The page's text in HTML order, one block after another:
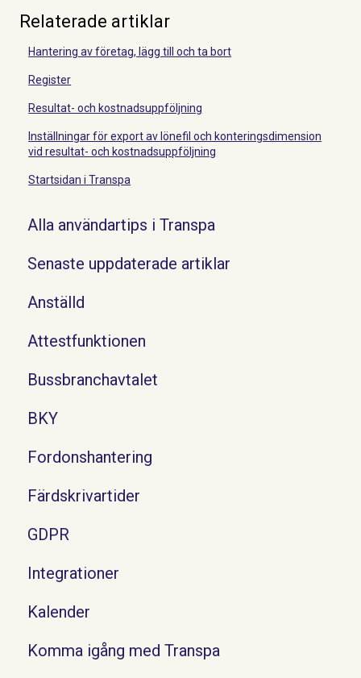
Relaterade artiklar
Hantering av företag, lägg till och ta bort
Register
Resultat- och kostnadsuppföljning
Inställningar för export av lönefil och konteringsdimension
vid resultat- och kostnadsuppföljning
Startsidan i Transpa
Alla användartips i Transpa
Senaste uppdaterade artiklar
Anställd
Attestfunktionen
Bussbranchavtalet
BKY
Fordonshantering
Färdskrivartider
GDPR
Integrationer
Kalender
Komma igång med Transpa